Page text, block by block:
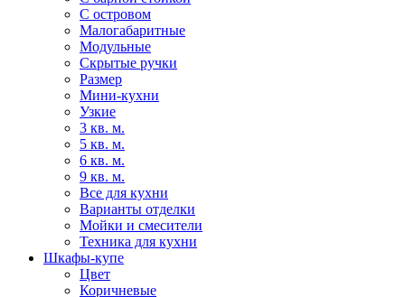
С островом
Малогабаритные
Модульные
Скрытые ручки
Размер
Мини-кухни
Узкие
3 кв. м.
5 кв. м.
6 кв. м.
9 кв. м.
Все для кухни
Варианты отделки
Мойки и смесители
Техника для кухни
Шкафы-купе
Цвет
Коричневые